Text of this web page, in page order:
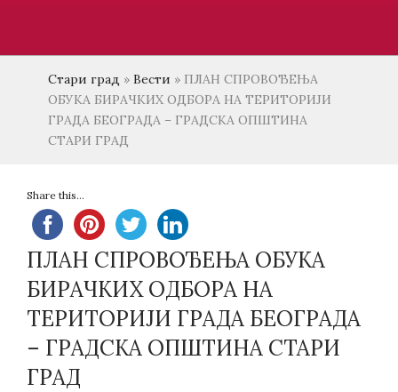
Стари град » Вести » ПЛАН СПРОВОЂЕЊА
ОБУКА БИРАЧКИХ ОДБОРА НА ТЕРИТОРИЈИ
ГРАДА БЕОГРАДА – ГРАДСКА ОПШТИНА
СТАРИ ГРАД
Share this...
ПЛАН СПРОВОЂЕЊА ОБУКА
БИРАЧКИХ ОДБОРА НА
ТЕРИТОРИЈИ ГРАДА БЕОГРАДА
– ГРАДСКА ОПШТИНА СТАРИ
ГРАД